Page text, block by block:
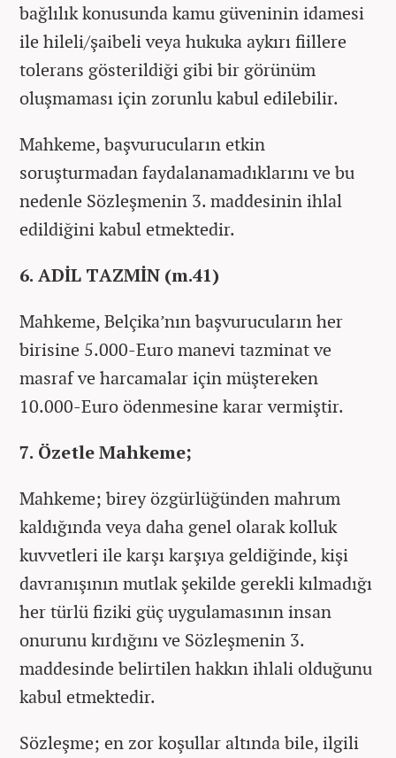
bağlılık konusunda kamu güveninin idamesi
ile hileli/şaibeli veya hukuka aykırı fiillere
tolerans gösterildiği gibi bir görünüm
oluşmaması için zorunlu kabul edilebilir.
Mahkeme, başvurucuların etkin
soruşturmadan faydalanamadıklarını ve bu
nedenle Sözleşmenin 3. maddesinin ihlal
edildiğini kabul etmektedir.
6. ADİL TAZMİN (m.41)
Mahkeme, Belçika’nın başvurucuların her
birisine 5.000-Euro manevi tazminat ve
masraf ve harcamalar için müştereken
10.000-Euro ödenmesine karar vermiştir.
7. Özetle Mahkeme;
Mahkeme; birey özgürlüğünden mahrum
kaldığında veya daha genel olarak kolluk
kuvvetleri ile karşı karşıya geldiğinde, kişi
davranışının mutlak şekilde gerekli kılmadığı
her türlü fiziki güç uygulamasının insan
onurunu kırdığını ve Sözleşmenin 3.
maddesinde belirtilen hakkın ihlali olduğunu
kabul etmektedir.
Sözleşme; en zor koşullar altında bile, ilgili